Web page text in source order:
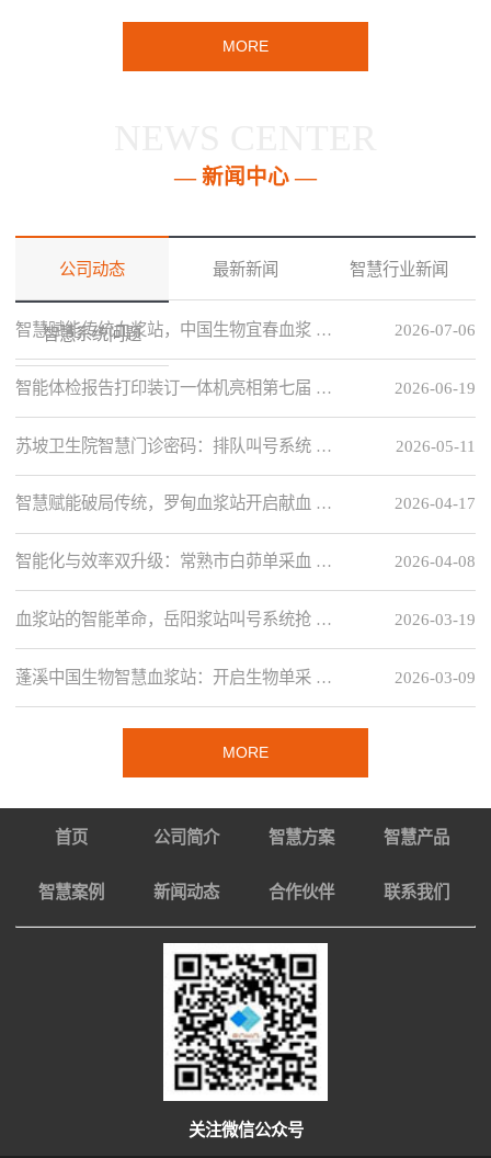
MORE
— 新闻中心 —
公司动态 最新新闻 智慧行业新闻
智慧系统问题 2026-07-06
智慧赋能传统血浆站，中国生物宜春血浆 …
2026-06-19
智能体检报告打印装订一体机亮相第七届 …
2026-05-11
苏坡卫生院智慧门诊密码：排队叫号系统 …
2026-04-17
智慧赋能破局传统，罗甸血浆站开启献血 …
2026-04-08
智能化与效率双升级：常熟市白茆单采血 …
2026-03-19
血浆站的智能革命，岳阳浆站叫号系统抢 …
2026-03-09
蓬溪中国生物智慧血浆站：开启生物单采 …
MORE
首页 公司简介 智慧方案 智慧产品
智慧案例 新闻动态 合作伙伴 联系我们
关注微信公众号